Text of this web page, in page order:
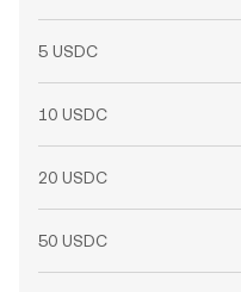
5 USDC
10 USDC
20 USDC
50 USDC